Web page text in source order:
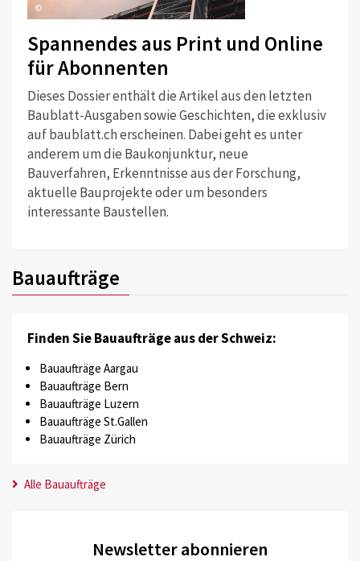
©
Spannendes aus Print und Online
für Abonnenten
Dieses Dossier enthält die Artikel aus den letzten
Baublatt-Ausgaben sowie Geschichten, die exklusiv
auf baublatt.ch erscheinen. Dabei geht es unter
anderem um die Baukonjunktur, neue
Bauverfahren, Erkenntnisse aus der Forschung,
aktuelle Bauprojekte oder um besonders
interessante Baustellen.
Bauaufträge
Finden Sie Bauaufträge aus der Schweiz:
Bauaufträge Aargau
Bauaufträge Bern
Bauaufträge Luzern
Bauaufträge St.Gallen
Bauaufträge Zürich
Alle Bauaufträge
Newsletter abonnieren